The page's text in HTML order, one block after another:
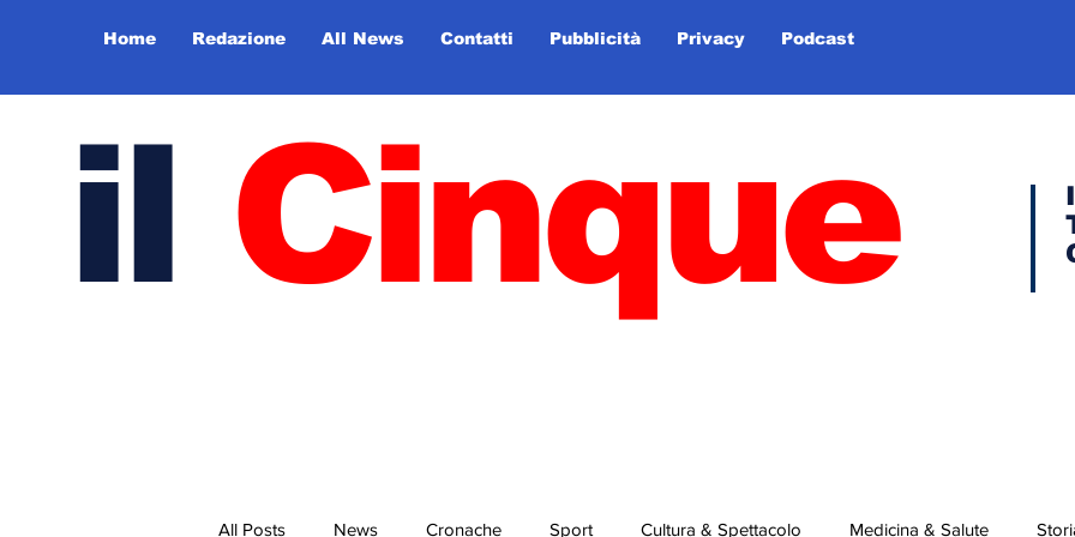
Home Redazione All News Contatti Pubblicità Privacy Podcast
il Cinque
All Posts News Cronache Sport Cultura & Spettacolo Medicina & Salute